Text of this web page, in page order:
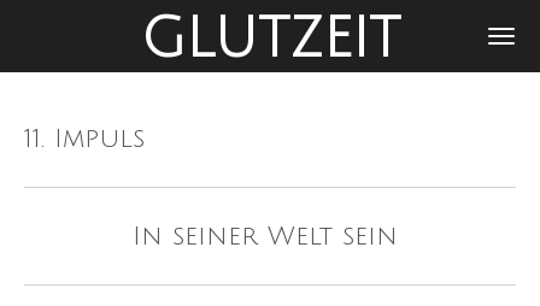
GLUTZEIT
11. Impuls
In seiner Welt sein